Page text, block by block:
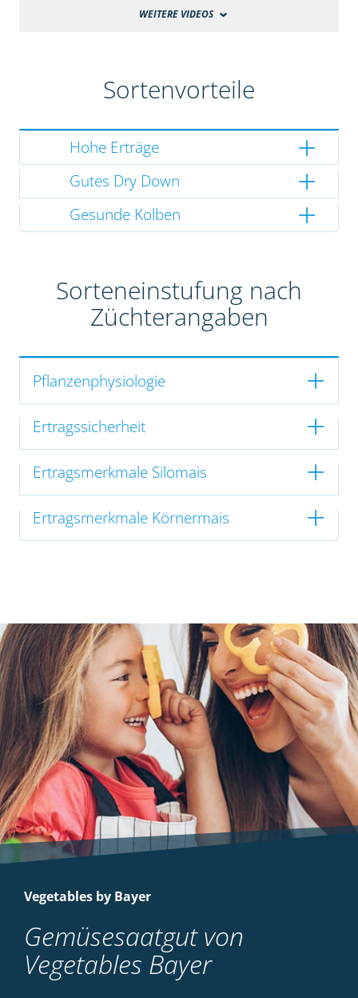
WEITERE VIDEOS
Sortenvorteile
Hohe Erträge
Gutes Dry Down
Gesunde Kolben
Sorteneinstufung nach
Züchterangaben
Pflanzenphysiologie
Ertragssicherheit
Ertragsmerkmale Silomais
Ertragsmerkmale Körnermais
Vegetables by Bayer
Gemüsesaatgut von
Vegetables Bayer